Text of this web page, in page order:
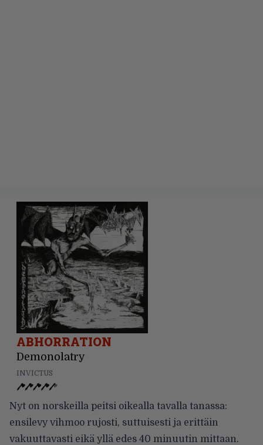
ABHORRATION
Demonolatry
INVICTUS
Nyt on norskeilla peitsi oikealla tavalla tanassa:
ensilevy vihmoo rujosti, suttuisesti ja erittäin
vakuuttavasti eikä yllä edes 40 minuutin mittaan.